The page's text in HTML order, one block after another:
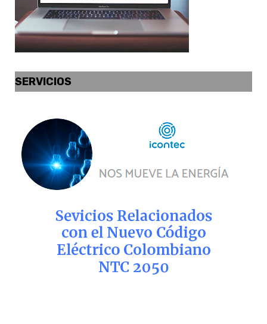
SERVICIOS